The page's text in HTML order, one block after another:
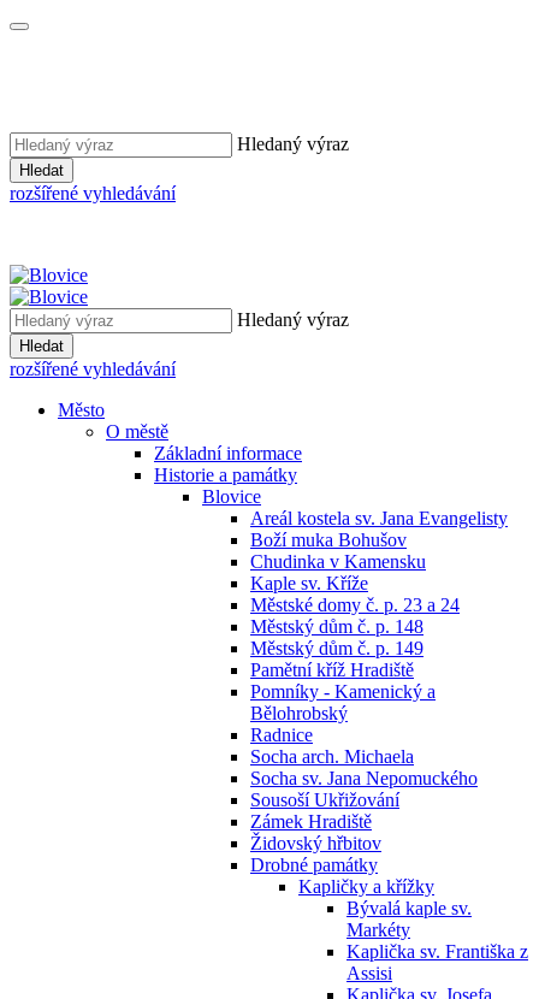
Hledaný výraz
Hledat
rozšířené vyhledávání
Hledaný výraz
Hledat
rozšířené vyhledávání
Město
O městě
Základní informace
Historie a památky
Blovice
Areál kostela sv. Jana Evangelisty
Boží muka Bohušov
Chudinka v Kamensku
Kaple sv. Kříže
Městské domy č. p. 23 a 24
Městský dům č. p. 148
Městský dům č. p. 149
Pamětní kříž Hradiště
Pomníky - Kamenický a
Bělohrobský
Radnice
Socha arch. Michaela
Socha sv. Jana Nepomuckého
Sousoší Ukřižování
Zámek Hradiště
Židovský hřbitov
Drobné památky
Kapličky a křížky
Bývalá kaple sv.
Markéty
Kaplička sv. Františka z
Assisi
Kaplička sv. Josefa